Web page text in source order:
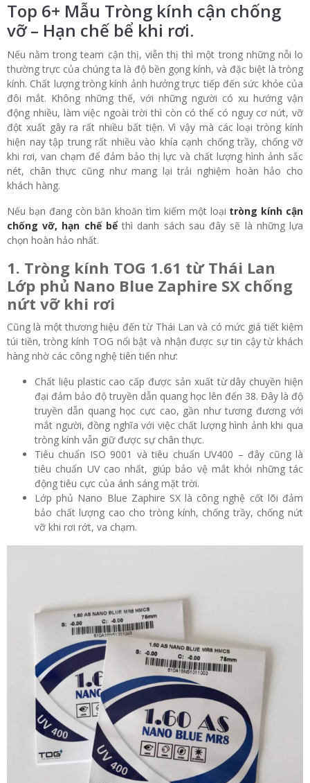
Top 6+ Mẫu Tròng kính cận chống
vỡ – Hạn chế bể khi rơi.
Nếu nằm trong team cận thị, viễn thị thì một trong những nỗi lo
thường trực của chúng ta là độ bền gọng kính, và đặc biệt là tròng
kính. Chất lượng tròng kính ảnh hưởng trực tiếp đến sức khỏe của
đôi mắt. Không những thế, với những người có xu hướng vận
động nhiều, làm việc ngoài trời thì còn có thể có nguy cơ nứt, vỡ
đột xuất gây ra rất nhiều bất tiện. Vì vậy mà các loại tròng kính
hiện nay tập trung rất nhiều vào khía cạnh chống trầy, chống vỡ
khi rơi, van chạm để đảm bảo thị lực và chất lượng hình ảnh sắc
nét, chân thực cũng như mang lại trải nghiệm hoàn hảo cho
khách hàng.
Nếu bạn đang còn băn khoăn tìm kiếm một loại tròng kính cận
chống vỡ, hạn chế bểthì danh sách sau đây sẽ là những lựa
chọn hoàn hảo nhất.
1. Tròng kính TOG 1.61 từ Thái Lan
Lớp phủ Nano Blue Zaphire SX chống
nứt vỡ khi rơi
Cũng là một thương hiệu đến từ Thái Lan và có mức giá tiết kiệm
túi tiền, tròng kính TOG nổi bật và nhận được sự tin cậy từ khách
hàng nhờ các công nghệ tiên tiến như:
Chất liệu plastic cao cấp được sản xuất từ dây chuyền hiện
đại đảm bảo độ truyền dẫn quang học lên đến 38. Đây là độ
truyền dẫn quang học cực cao, gần như tương đương với
mắt người, đồng nghĩa với việc chất lượng hình ảnh khi qua
tròng kính vẫn giữ được sự chân thực.
Tiêu chuẩn ISO 9001 và tiêu chuẩn UV400 – đây cũng là
tiêu chuẩn UV cao nhất, giúp bảo vệ mắt khỏi những tác
động tiêu cực của ánh sáng mặt trời.
Lớp phủ Nano Blue Zaphire SX là công nghệ cốt lõi đảm
bảo chất lượng cao cho tròng kính, chống trầy, chống nứt
vỡ khi rơi rớt, va chạm.